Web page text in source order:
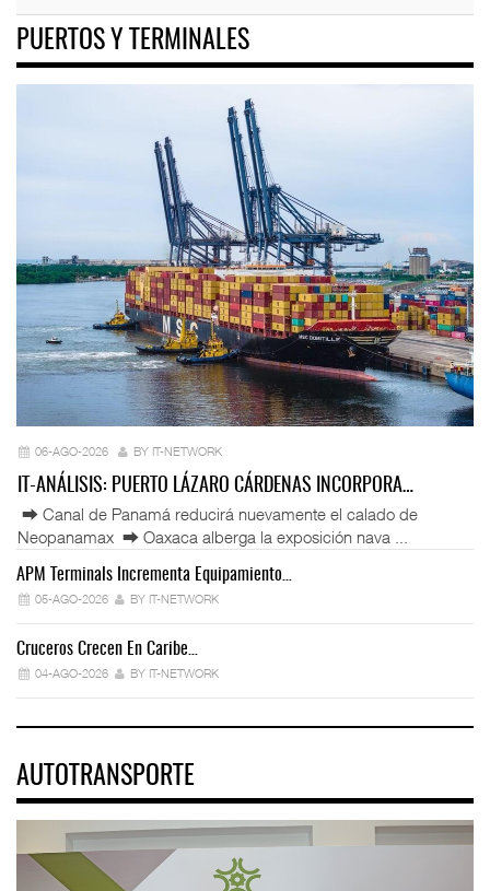
PUERTOS Y TERMINALES
06-AGO-2026 BY IT-NETWORK
IT-ANÁLISIS: PUERTO LÁZARO CÁRDENAS INCORPORA…
⮕ Canal de Panamá reducirá nuevamente el calado de
Neopanamax ⮕ Oaxaca alberga la exposición nava ...
APM Terminals Incrementa Equipamiento…
05-AGO-2026 BY IT-NETWORK
Cruceros Crecen En Caribe…
04-AGO-2026 BY IT-NETWORK
AUTOTRANSPORTE